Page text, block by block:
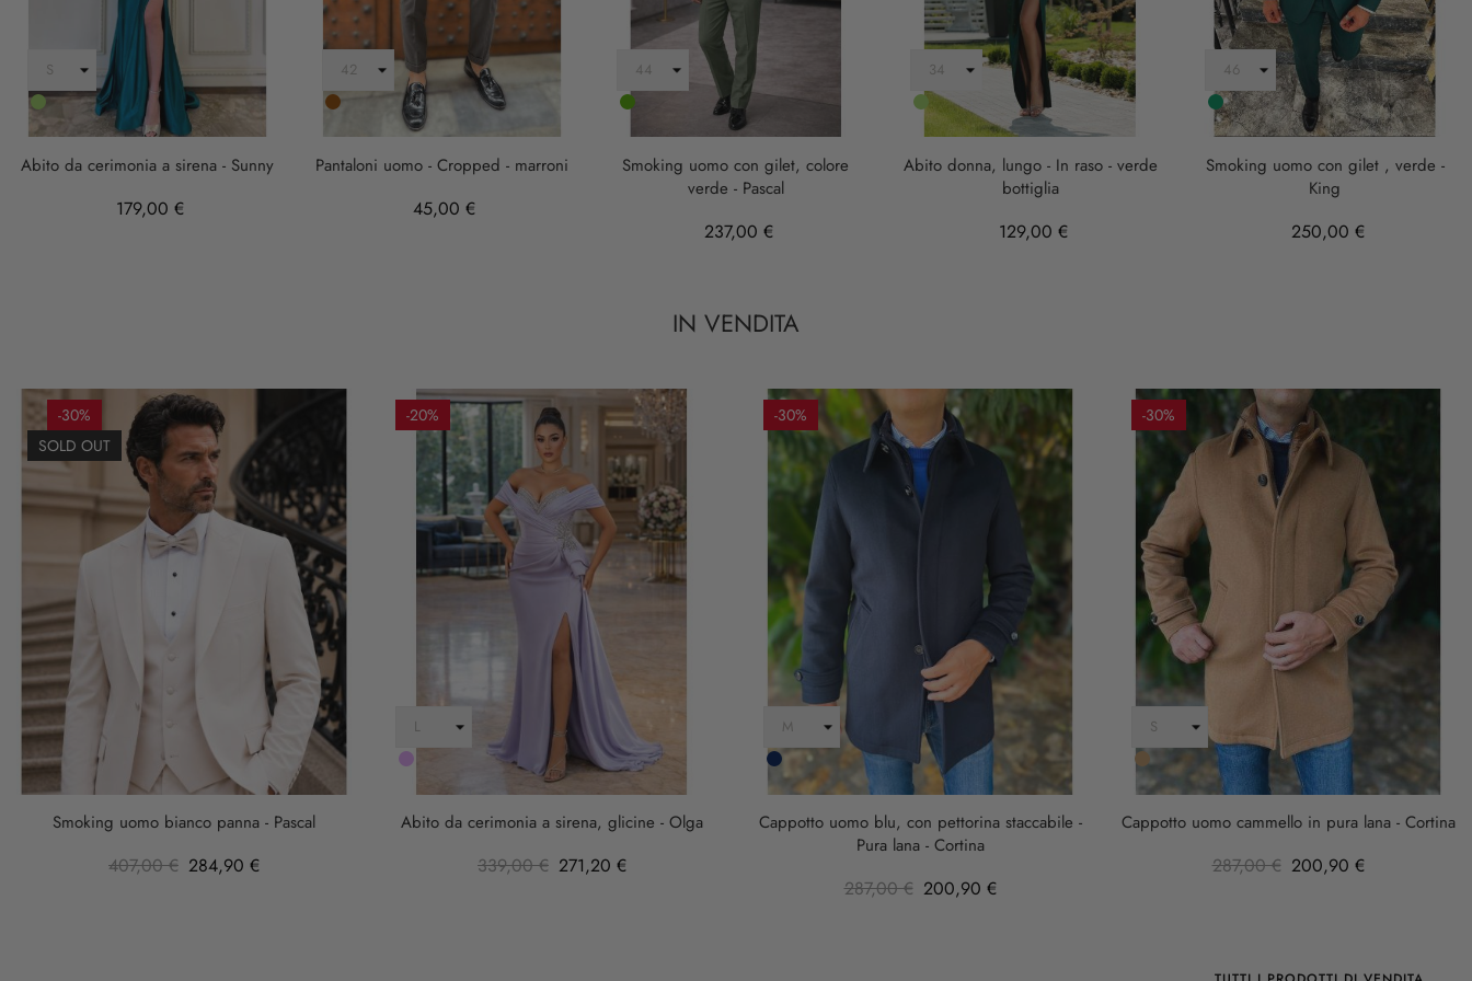
Verde
Abito da cerimonia a sirena - Sunny
179,00 €
Marrone
Pantaloni uomo - Cropped - marroni
45,00 €
verde
salvia
Smoking uomo con gilet, colore
verde - Pascal
237,00 €
Verde
Abito donna, lungo - In raso - verde
bottiglia
129,00 €
Smeraldo
Smoking uomo con gilet , verde -
King
250,00 €
IN VENDITA
-30%
SOLD OUT
Smoking uomo bianco panna - Pascal
407,00 € 284,90 €
-20%
LILLA
Abito da cerimonia a sirena, glicine - Olga
339,00 € 271,20 €
-30%
Blu
Scuro
Cappotto uomo blu, con pettorina staccabile -
Pura lana - Cortina
287,00 € 200,90 €
-30%
Cammello
Cappotto uomo cammello in pura lana - Cortina
287,00 € 200,90 €